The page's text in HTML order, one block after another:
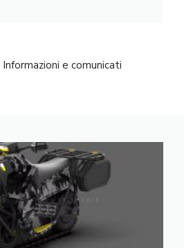
Informazioni e comunicati